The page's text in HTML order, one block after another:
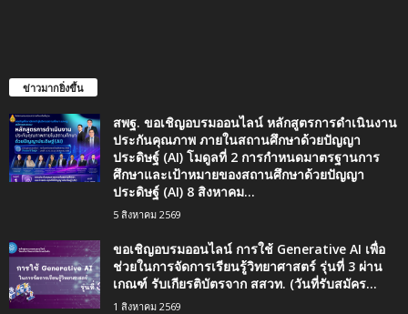
ข่าวมากยิ่งขึ้น
สพฐ. ขอเชิญอบรมออนไลน์ หลักสูตรการดำเนินงาน
ประกันคุณภาพ ภายในสถานศึกษาด้วยปัญญา
ประดิษฐ์ (AI) โมดูลที่ 2 การกำหนดมาตรฐานการ
ศึกษาและเป้าหมายของสถานศึกษาด้วยปัญญา
ประดิษฐ์ (AI) 8 สิงหาคม...
5 สิงหาคม 2569
ขอเชิญอบรมออนไลน์ การใช้ Generative AI เพื่อ
ช่วยในการจัดการเรียนรู้วิทยาศาสตร์ รุ่นที่ 3 ผ่าน
เกณฑ์ รับเกียรติบัตรจาก สสวท. (วันที่รับสมัคร...
1 สิงหาคม 2569